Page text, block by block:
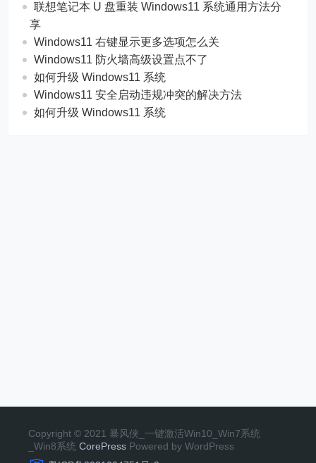
联想笔记本 U 盘重装 Windows11 系统通用方法分
享
Windows11 右键显示更多选项怎么关
Windows11 防火墙高级设置点不了
如何升级 Windows11 系统
Windows11 安全启动违规冲突的解决方法
如何升级 Windows11 系统
Copyright © 2021 暴风侠_一键激活Win10_Win7系统
_Win8系统 CorePress Powered by WordPress